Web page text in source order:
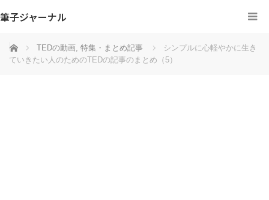
筆子ジャーナル
ホーム TEDの動画, 特集・まとめ記事
シンプルに心軽やかに生き
ていきたい人のためのTEDの記事のまとめ（5）